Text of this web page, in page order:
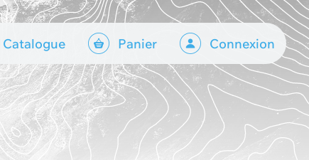
Catalogue Panier Connexion